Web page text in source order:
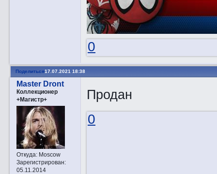
0
Поделиться17.07.2021 18:38
Master Dront
Коллекционер
+Магистр+
Откуда:Moscow
Зарегистрирован:
05.11.2014
Продан
0